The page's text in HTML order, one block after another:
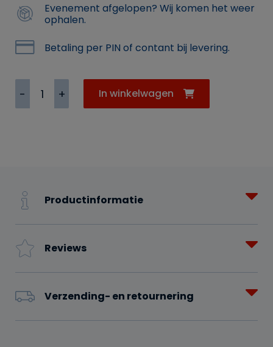
Evenement afgelopen? Wij komen het weer
ophalen.
Betaling per PIN of contant bij levering.
Tray
6st.
Fanta
In winkelwagen
Productinformatie
Reviews
Verzending- en retournering